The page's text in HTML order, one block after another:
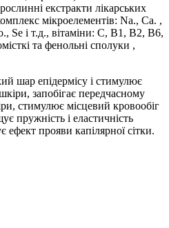
екстракти лікарських
мікроелементів: Na., Ca. ,
Se і т.д., вітаміни: С, В1, В2, В6,
та фенольні сполуки ,
шар епідермісу і стимулює
запобігає передчасному
стимулює місцевий кровообіг
пружність і еластичність
прояви капілярної сітки.